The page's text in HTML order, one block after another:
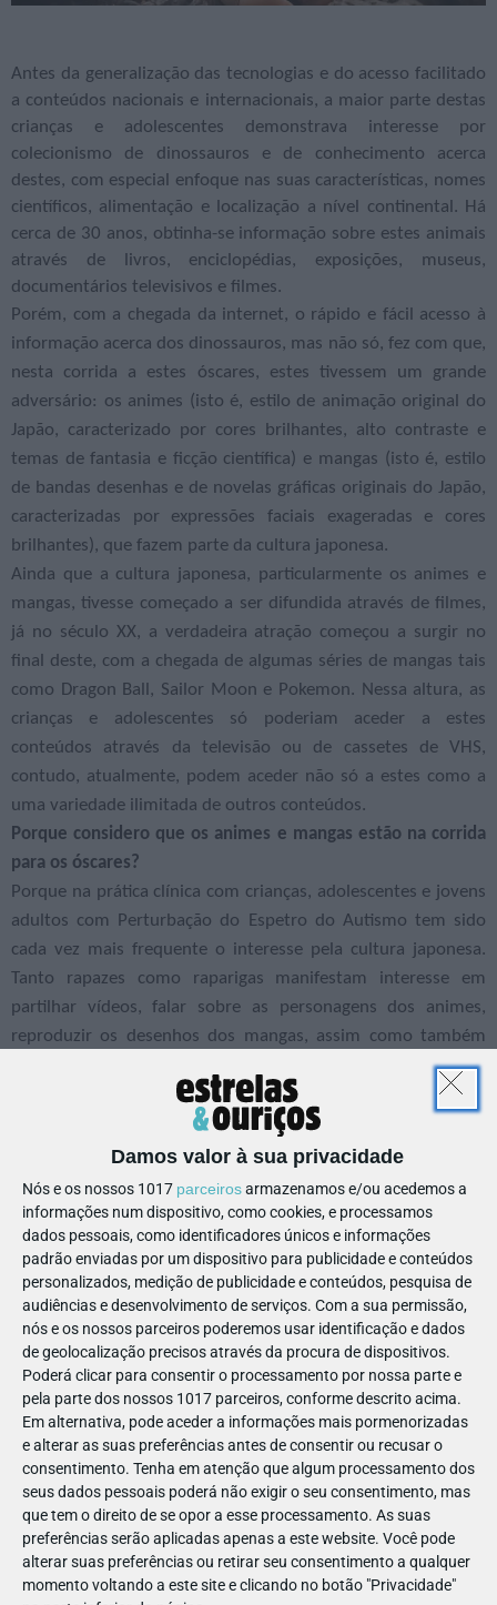
Damos valor à sua privacidade
Nós e os nossos 1017 parceirosarmazenamos e/ou acedemos a
informações num dispositivo, como cookies, e processamos
dados pessoais, como identificadores únicos e informações
padrão enviadas por um dispositivo para publicidade e conteúdos
personalizados, medição de publicidade e conteúdos, pesquisa de
audiências e desenvolvimento de serviços. Com a sua permissão,
nós e os nossos parceiros poderemos usar identificação e dados
de geolocalização precisos através da procura de dispositivos.
Poderá clicar para consentir o processamento por nossa parte e
pela parte dos nossos 1017 parceiros, conforme descrito acima.
Em alternativa, pode aceder a informações mais pormenorizadas
e alterar as suas preferências antes de consentir ou recusar o
consentimento. Tenha em atenção que algum processamento dos
seus dados pessoais poderá não exigir o seu consentimento, mas
que tem o direito de se opor a esse processamento. As suas
preferências serão aplicadas apenas a este website. Você pode
alterar suas preferências ou retirar seu consentimento a qualquer
momento voltando a este site e clicando no botão "Privacidade"
Antes da generalização das tecnologias e do acesso facilitado
a conteúdos nacionais e internacionais, a maior parte destas
crianças e adolescentes demonstrava interesse por
colecionismo de dinossauros e de conhecimento acerca
destes, com especial enfoque nas suas características, nomes
científicos, alimentação e localização a nível continental. Há
cerca de 30 anos, obtinha-se informação sobre estes animais
através de livros, enciclopédias, exposições, museus,
documentários televisivos e filmes.
Porém, com a chegada da internet, o rápido e fácil acesso à
informação acerca dos dinossauros, mas não só, fez com que,
nesta corrida a estes óscares, estes tivessem um grande
adversário: os animes (isto é, estilo de animação original do
Japão, caracterizado por cores brilhantes, alto contraste e
temas de fantasia e ficção científica) e mangas (isto é, estilo
de bandas desenhas e de novelas gráficas originais do Japão,
caracterizadas por expressões faciais exageradas e cores
brilhantes), que fazem parte da cultura japonesa.
Ainda que a cultura japonesa, particularmente os animes e
mangas, tivesse começado a ser difundida através de filmes,
já no século XX, a verdadeira atração começou a surgir no
final deste, com a chegada de algumas séries de mangas tais
como Dragon Ball, Sailor Moon e Pokemon. Nessa altura, as
crianças e adolescentes só poderiam aceder a estes
conteúdos através da televisão ou de cassetes de VHS,
contudo, atualmente, podem aceder não só a estes como a
uma variedade ilimitada de outros conteúdos.
Porque considero que os animes e mangas estão na corrida
para os óscares?
Porque na prática clínica com crianças, adolescentes e jovens
adultos com Perturbação do Espetro do Autismo tem sido
cada vez mais frequente o interesse pela cultura japonesa.
Tanto rapazes como raparigas manifestam interesse em
partilhar vídeos, falar sobre as personagens dos animes,
reproduzir os desenhos dos mangas, assim como também
demonstram preferência por certas músicas, pelos jogos,
pela comida e cada vez mais pela aprendizagem da língua
japonesa. Em alguns casos, os/ as jovens que gostam de fazer
cosplay (isto é, representar uma personagem através das
suas roupas e acessórios) apresentam uma maior tendência
para escolherem personagens japonesas, de jogos ou animes
e mangas.
Muitas vezes é nos eventos de cosplay, que estes/ as jovens
com PEA encontram outros com as mesmas características,
os mesmos interesses e, por vezes, também as mesmas
dificuldades, seja de socialização, de integração ou outras. É
por isso que estes eventos, por tudo o que envolvem e
permitem, se tornam tão atraentes para adolescentes e
jovens com PEA, que estão dispostos a ir a estes encontros
sozinhos, desenvolvem competências a planear e a preparar
as suas roupas e conseguem sentir-se incluídos, nestes locais.
Uma outra oportunidade que a internet viabiliza é o contacto
com outros jovens com os mesmos interesses através de
aplicações e comunidades, onde estes podem partilhar